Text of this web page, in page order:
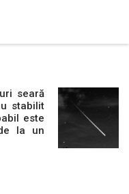
seară
stabilit
este
la un